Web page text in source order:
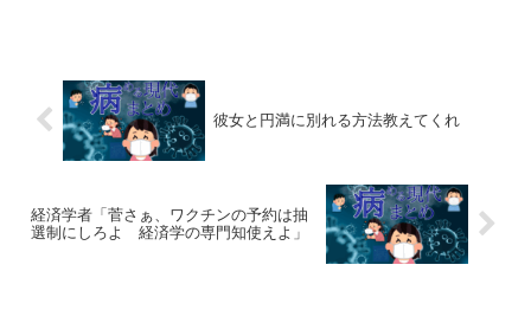
彼女と円満に別れる方法教えてくれ
経済学者「菅さぁ、ワクチンの予約は抽
選制にしろよ 経済学の専門知使えよ」